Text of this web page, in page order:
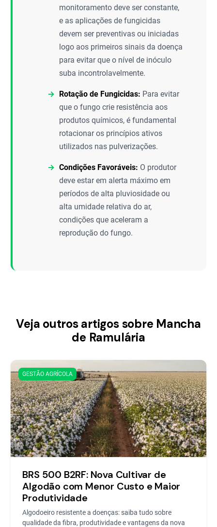
monitoramento deve ser constante,
e as aplicações de fungicidas
devem ser preventivas ou iniciadas
logo aos primeiros sinais da doença
para evitar que o nível de inóculo
suba incontrolavelmente.
Rotação de Fungicidas: Para evitar
que o fungo crie resistência aos
produtos químicos, é fundamental
rotacionar os princípios ativos
utilizados nas pulverizações.
Condições Favoráveis: O produtor
deve estar em alerta máximo em
períodos de alta pluviosidade ou
alta umidade relativa do ar,
condições que aceleram a
reprodução do fungo.
Veja outros artigos sobre Mancha
de Ramulária
GESTÃO AGRÍCOLA
BRS 500 B2RF: Nova Cultivar de
Algodão com Menor Custo e Maior
Produtividade
Algodoeiro resistente a doenças: saiba tudo sobre
qualidade da fibra, produtividade e vantagens da nova